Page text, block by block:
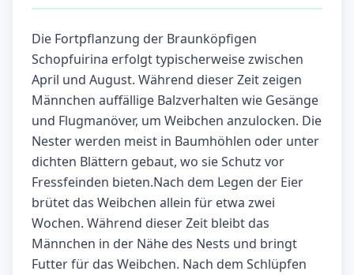
Die Fortpflanzung der Braunköpfigen
Schopfuirina erfolgt typischerweise zwischen
April und August. Während dieser Zeit zeigen
Männchen auffällige Balzverhalten wie Gesänge
und Flugmanöver, um Weibchen anzulocken. Die
Nester werden meist in Baumhöhlen oder unter
dichten Blättern gebaut, wo sie Schutz vor
Fressfeinden bieten.Nach dem Legen der Eier
brütet das Weibchen allein für etwa zwei
Wochen. Während dieser Zeit bleibt das
Männchen in der Nähe des Nests und bringt
Futter für das Weibchen. Nach dem Schlüpfen